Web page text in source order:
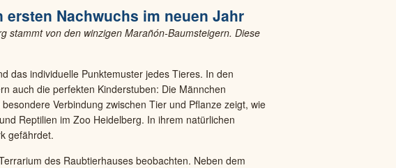
Nachwuchs im neuen Jahr
stammt von den winzigen Marañón-Baumsteigern. Diese
das individuelle Punktemuster jedes Tieres. In den
auch die perfekten Kinderstuben: Die Männchen
Verbindung zwischen Tier und Pflanze zeigt, wie
Reptilien im Zoo Heidelberg. In ihrem natürlichen
gefährdet.
des Raubtierhauses beobachten. Neben dem